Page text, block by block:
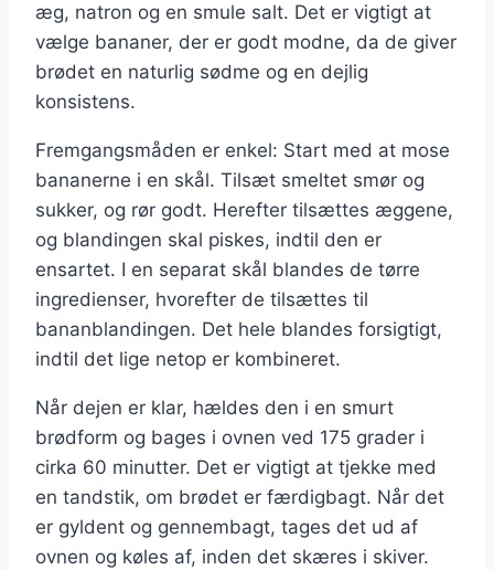
æg, natron og en smule salt. Det er vigtigt at
vælge bananer, der er godt modne, da de giver
brødet en naturlig sødme og en dejlig
konsistens.
Fremgangsmåden er enkel: Start med at mose
bananerne i en skål. Tilsæt smeltet smør og
sukker, og rør godt. Herefter tilsættes æggene,
og blandingen skal piskes, indtil den er
ensartet. I en separat skål blandes de tørre
ingredienser, hvorefter de tilsættes til
bananblandingen. Det hele blandes forsigtigt,
indtil det lige netop er kombineret.
Når dejen er klar, hældes den i en smurt
brødform og bages i ovnen ved 175 grader i
cirka 60 minutter. Det er vigtigt at tjekke med
en tandstik, om brødet er færdigbagt. Når det
er gyldent og gennembagt, tages det ud af
ovnen og køles af, inden det skæres i skiver.